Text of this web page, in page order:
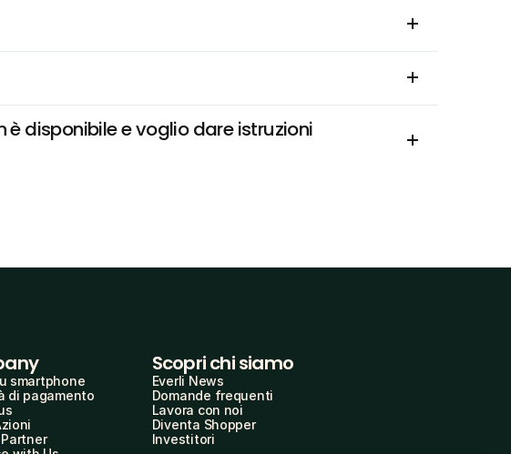
è disponibile e voglio dare istruzioni
smartphone
di pagamento
Scopri chi siamo
Everli News
Domande frequenti
Lavora con noi
Diventa Shopper
Investitori